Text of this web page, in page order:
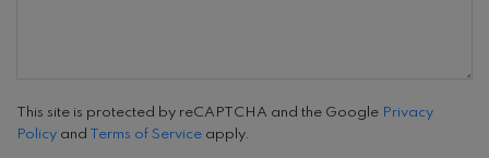
This site is protected by reCAPTCHA and the Google Privacy
Policy and Terms of Service apply.